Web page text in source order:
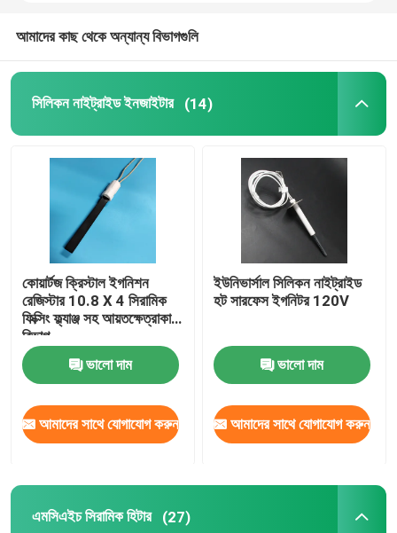
আমাদের কাছ থেকে অন্যান্য বিভাগগুলি
সিলিকন নাইট্রাইড ইনজাইটার (14)
কোয়ার্টজ ক্রিস্টাল ইগনিশন
রেজিস্টার 10.8 X 4 সিরামিক
ফিক্সিং ফ্ল্যাঞ্জ সহ আয়তক্ষেত্রাকার
বিভাগ
ভালো দাম
আমাদের সাথে যোগাযোগ করুন
ইউনিভার্সাল সিলিকন নাইট্রাইড
হট সারফেস ইগনিটর 120V
ভালো দাম
আমাদের সাথে যোগাযোগ করুন
এমসিএইচ সিরামিক হিটার (27)